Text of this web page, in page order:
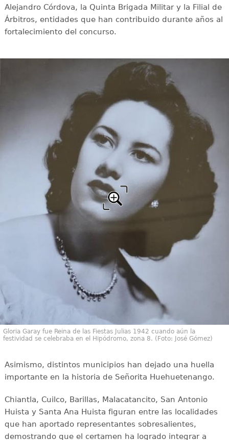
Alejandro Córdova, la Quinta Brigada Militar y la Filial de
Árbitros, entidades que han contribuido durante años al
fortalecimiento del concurso.
Gloria Garay fue Reina de las Fiestas Julias 1942 cuando aún la
festividad se celebraba en el Hipódromo, zona 8. (Foto: José Gómez)
Asimismo, distintos municipios han dejado una huella
importante en la historia de Señorita Huehuetenango.
Chiantla, Cuilco, Barillas, Malacatancito, San Antonio
Huista y Santa Ana Huista figuran entre las localidades
que han aportado representantes sobresalientes,
demostrando que el certamen ha logrado integrar a